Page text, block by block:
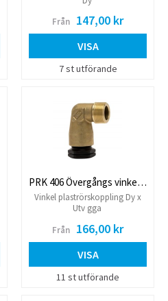
Från 147,00 kr
VISA
7 st utförande
PRK 406 Övergångs vinkel utv
Vinkel plaströrskoppling Dy x
Utv gga
Från 166,00 kr
VISA
11 st utförande